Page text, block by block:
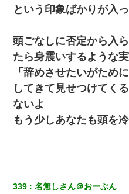
という印象ばかりが入
頭ごなしに否定から入
たら身震いするような
「辞めさせたいがため
してきて見せつけてく
ないよ
もう少しあなたも頭を
339 名無しさん＠おーぷん